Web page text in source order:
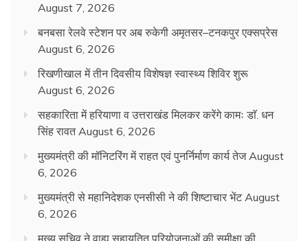
August 7, 2026
बनबसा रेलवे स्टेशन पर अब रुकेगी अमृतसर–टनकपुर एक्सप्रेस
August 6, 2026
रिखणीखाल में तीन दिवसीय विशेषज्ञ स्वास्थ्य शिविर शुरू
August 6, 2026
सहकारिता में हरियाणा व उत्तराखंड मिलकर करेंगे कामः डाॅ. धन
सिंह रावत August 6, 2026
मुख्यमंत्री की मॉनिटरिंग में राहत एवं पुनर्निर्माण कार्य तेज August
6, 2026
मुख्यमंत्री से महानिदेशक एनसीसी ने की शिष्टाचार भेंट August
6, 2026